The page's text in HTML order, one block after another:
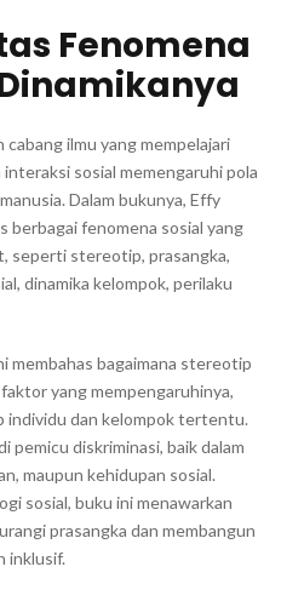
Fenomena
cabang ilmu yang mempelajari
sosial memengaruhi pola
Dalam bukunya, Effy
berbagai fenomena sosial yang
seperti stereotip, prasangka,
dinamika kelompok, perilaku
membahas bagaimana stereotip
yang mempengaruhinya,
individu dan kelompok tertentu.
pemicu diskriminasi, baik dalam
maupun kehidupan sosial.
sosial, buku ini menawarkan
prasangka dan membangun
inklusif.